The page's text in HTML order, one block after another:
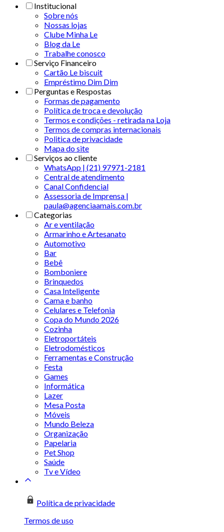
Institucional
Sobre nós
Nossas lojas
Clube Minha Le
Blog da Le
Trabalhe conosco
Serviço Financeiro
Cartão Le biscuit
Empréstimo Dim Dim
Perguntas e Respostas
Formas de pagamento
Política de troca e devolução
Termos e condições - retirada na Loja
Termos de compras internacionais
Politica de privacidade
Mapa do site
Serviços ao cliente
WhatsApp | (21) 97971-2181
Central de atendimento
Canal Confidencial
Assessoria de Imprensa |
paula@agenciaamais.com.br
Categorias
Ar e ventilação
Armarinho e Artesanato
Automotivo
Bar
Bebê
Bomboniere
Brinquedos
Casa Inteligente
Cama e banho
Celulares e Telefonia
Copa do Mundo 2026
Cozinha
Eletroportáteis
Eletrodomésticos
Ferramentas e Construção
Festa
Games
Informática
Lazer
Mesa Posta
Móveis
Mundo Beleza
Organização
Papelaria
Pet Shop
Saúde
Tv e Vídeo
Política de privacidade
Termos de uso